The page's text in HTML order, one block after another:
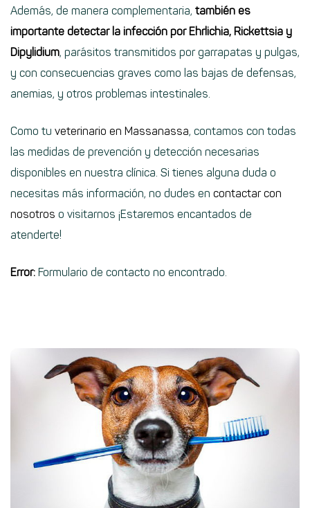
Además, de manera complementaria, también es
importante detectar la infección por Ehrlichia, Rickettsia y
Dipylidium, parásitos transmitidos por garrapatas y pulgas,
y con consecuencias graves como las bajas de defensas,
anemias, y otros problemas intestinales.
Como tu veterinario en Massanassa, contamos con todas
las medidas de prevención y detección necesarias
disponibles en nuestra clínica. Si tienes alguna duda o
necesitas más información, no dudes en contactar con
nosotros o visitarnos ¡Estaremos encantados de
atenderte!
Error: Formulario de contacto no encontrado.